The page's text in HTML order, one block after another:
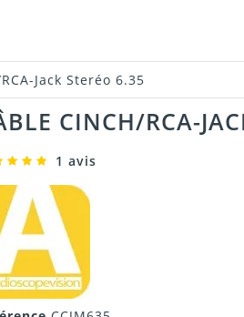
Jack Steréo 6.35
CINCH/RCA-
1 avis